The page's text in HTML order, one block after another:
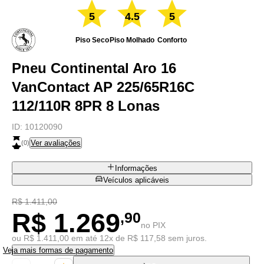
5
Piso Seco
4.5
Piso Molhado
5
Conforto
Pneu Continental Aro 16
VanContact AP 225/65R16C
112/110R 8PR 8 Lonas
ID: 10120090
(0) Ver avaliações
Informações
Veículos aplicáveis
R$ 1.411,00
R$ 1.269,90no PIX
ou R$ 1.411,00 em até 12x de R$ 117,58 sem juros.
Veja mais formas de pagamento